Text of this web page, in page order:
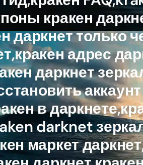
кракен
даркнет только
адрес
даркнет
в
darknet
маркет